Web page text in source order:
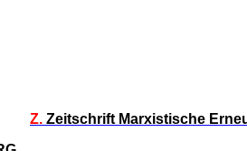
Z. Zeitschrift Marxistische